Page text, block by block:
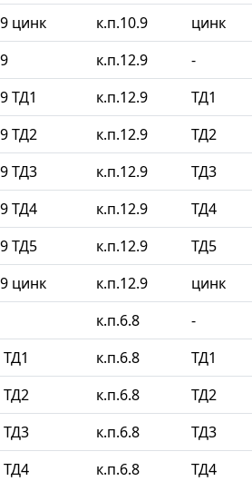
цинк к.п.10.9 цинк
к.п.12.9 -
ТД1 к.п.12.9 ТД1
ТД2 к.п.12.9 ТД2
ТД3 к.п.12.9 ТД3
ТД4 к.п.12.9 ТД4
ТД5 к.п.12.9 ТД5
цинк к.п.12.9 цинк
к.п.6.8 -
к.п.6.8 ТД1
к.п.6.8 ТД2
к.п.6.8 ТД3
к.п.6.8 ТД4